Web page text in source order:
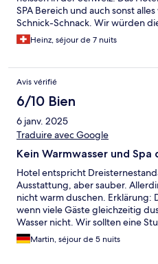
SPA Bereich und auch sonst
Schnick-Schnack. Wir würden
buchen. Verbesserungsfähig: -
Qualität des Kaffees beim
Heinz, séjour de 7 nuits
Avis vérifié
6/10 Bien
6 janv. 2025
Traduire avec Google
Kein Warmwasser und
Hotel entspricht
Ausstattung, aber sauber.
nicht warm duschen. Erklärung:
wenn viele Gäste gleichzeitig
Wasser nicht. Wir sollten eine
es wieder gehen. Schlecht,
einem Restaurant in 45 min hat…
Martin, séjour de 5 nuits